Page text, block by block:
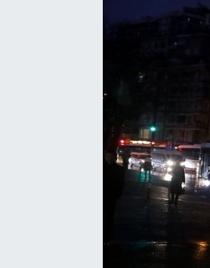
ÖZEL HABER